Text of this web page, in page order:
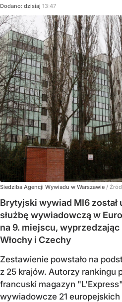
Dodano: dzisiaj 13:47
Siedziba Agencji Wywiadu w Warszawie /
Brytyjski wywiad MI6 został
służbę wywiadowczą w
na 9. miejscu,
Włochy i Czechy
Zestawienie powstało na
z 25 krajów. Autorzy rankingu
francuski magazyn
wywiadowcze 21